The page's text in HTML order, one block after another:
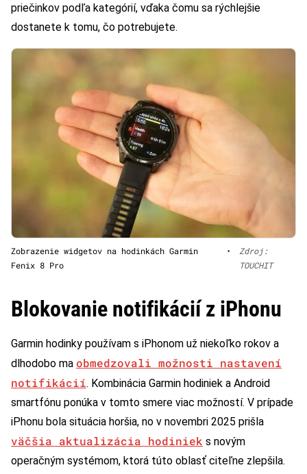
priečinkov podľa kategórií, vďaka čomu sa rýchlejšie
dostanete k tomu, čo potrebujete.
Zobrazenie widgetov na hodinkách Garmin
Fenix 8 Pro
•
Zdroj:
TOUCHIT
Blokovanie notifikácií z iPhonu
Garmin hodinky používam s iPhonom už niekoľko rokov a
dlhodobo ma obmedzovali možnosti nastavení
notifikácií. Kombinácia Garmin hodiniek a Android
smartfónu ponúka v tomto smere viac možností. V prípade
iPhonu bola situácia horšia, no v novembri 2025 prišla
väčšia aktualizácia hodiniek s novým
operačným systémom, ktorá túto oblasť citeľne zlepšila.